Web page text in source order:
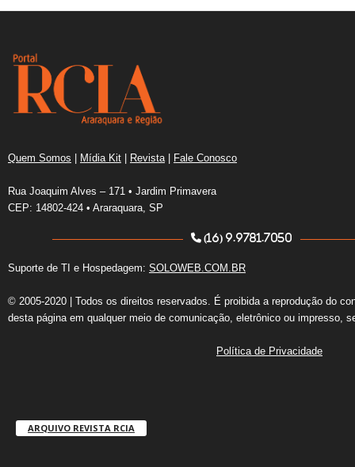
Quem Somos | Mídia Kit | Revista | Fale Conosco
Rua Joaquim Alves – 171 • Jardim Primavera
CEP: 14802-424 • Araraquara, SP
(16) 9.9781.7050
Suporte de TI e Hospedagem: SOLOWEB.COM.BR
© 2005-2020 | Todos os direitos reservados. É proibida a reprodução do
desta página em qualquer meio de comunicação, eletrônico ou impresso,
Política de Privacidade
ARQUIVO REVISTA RCIA